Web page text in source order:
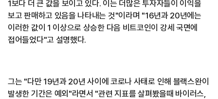
1보다 더 큰 값을 보이고 있다. 이는 더많은 투자자들이 이익을
보고 판매하고 있음을 나타내는 것"이라며 "16년과 20년에는
이러한 값이 1 이상으로 상승한 다음 비트코인이 강세 국면에
접어들었다"고 설명했다.
그는 "다만 19년과 20년 사이에 코로나 사태로 인해 블랙스완이
발생한 기간은 예외"라면서 "관련 지표를 살펴봤을때 바이러스,